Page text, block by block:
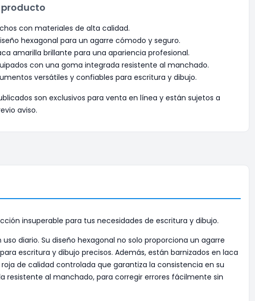
con materiales de alta calidad.
hexagonal para un agarre cómodo y seguro.
amarilla brillante para una apariencia profesional.
con una goma integrada resistente al manchado.
versátiles y confiables para escritura y dibujo.
son exclusivos para venta en línea y están sujetos a
aviso.
insuperable para tus necesidades de escritura y dibujo.
diario. Su diseño hexagonal no solo proporciona un agarre
escritura y dibujo precisos. Además, están barnizados en laca
de calidad controlada que garantiza la consistencia en su
resistente al manchado, para corregir errores fácilmente sin